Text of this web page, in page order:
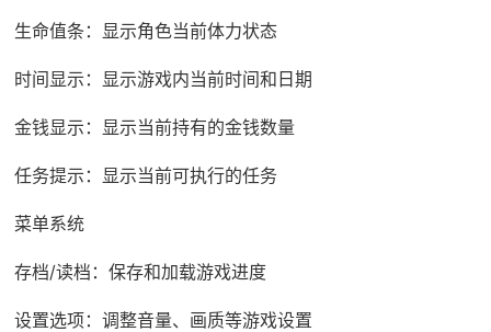
生命值条：显示角色当前体力状态
时间显示：显示游戏内当前时间和日期
金钱显示：显示当前持有的金钱数量
任务提示：显示当前可执行的任务
菜单系统
存档/读档：保存和加载游戏进度
设置选项：调整音量、画质等游戏设置